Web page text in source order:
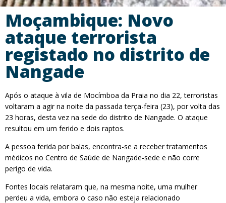
Moçambique: Novo
ataque terrorista
registado no distrito de
Nangade
Após o ataque à vila de Mocímboa da Praia no dia 22, terroristas
voltaram a agir na noite da passada terça-feira (23), por volta das
23 horas, desta vez na sede do distrito de Nangade. O ataque
resultou em um ferido e dois raptos.
A pessoa ferida por balas, encontra-se a receber tratamentos
médicos no Centro de Saúde de Nangade-sede e não corre
perigo de vida.
Fontes locais relataram que, na mesma noite, uma mulher
perdeu a vida, embora o caso não esteja relacionado